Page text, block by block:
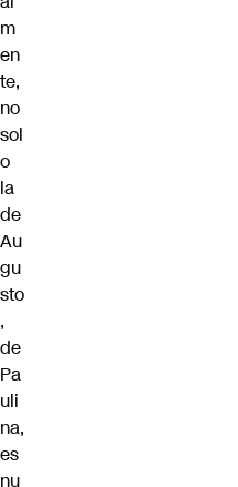
m
en
te,
no
sol
o
la
de
Au
gu
sto
,
de
Pa
uli
na,
es
nu